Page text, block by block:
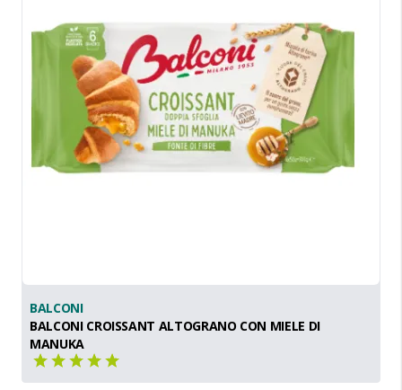
BALCONI
BALCONI CROISSANT ALTOGRANO CON MIELE DI
MANUKA